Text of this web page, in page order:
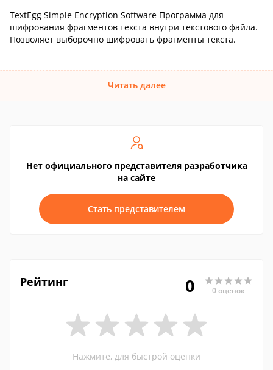
TextEgg Simple Encryption Software Программа для
шифрования фрагментов текста внутри текстового файла.
Позволяет выборочно шифровать фрагменты текста.
Читать далее
Нет официального представителя разработчика
на сайте
Стать представителем
Рейтинг 0 0 оценок
Нажмите, для быстрой оценки